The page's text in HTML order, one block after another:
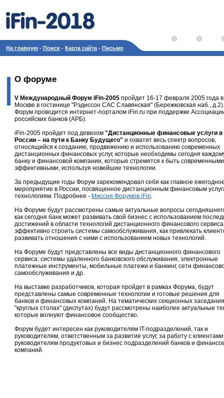
На главную - Поиск - Карта сайта - Письмо
О форуме
V Международный Форум iFin-2005 пройдет 16-17 февраля 2005 года в
Москве в гостинице "Рэдиссон САС Славянская" (Бережковская наб., д.2).
Форум проводится интернет-порталом iFin.ru при поддержке
российских банков (АРБ).
iFin-2005 пройдет под девизом "Дистанционные финансовые услуги в
России – на пути к Банку Будущего" и охватит весь спектр вопросов,
относящийся к созданию, продвижению и использованию современных
дистанционных финансовых услуг, которые необходимы сегодня
банку и финансовой компании, которые стремятся к быть
эффективными, используя новейшие технологии.
За предыдущие годы Форум зарекомендовал себя как главное
мероприятие в России, посвященное дистанционным финансовым
технологиям. Подробнее - Миссия Форумов iFin.
На Форуме будут рассмотрены самые актуальные вопросы
как сегодня банк может развивать свой бизнес с использованием
достижений в области технологий дистанционного финансового
эффективно строить системы самообслуживания, как привлекать
развивать отношения с ними с использованием новых технологий.
На Форуме будут представлены все виды дистанционного финансового
сервиса: системы удаленного банковского обслуживания, электронные
платежные инструменты, мобильные платежи и банкинг, сети
самообслуживания и др.
На выставке разработчиков, которая пройдет в рамках Форума, будут
представлены самые современные технологии и готовые решения для
банков и финансовых компаний. На тематических секционных
"круглых столах" (диспутах) будут рассмотрены наиболее актуальные
которые волнуют финансовое сообщество.
Форум будет интересен как руководителям IT-подразделений, так и
руководителям, ответственным за развитие услуг, за работу с
руководителям продуктовых и бизнес подразделений банков и
компаний.